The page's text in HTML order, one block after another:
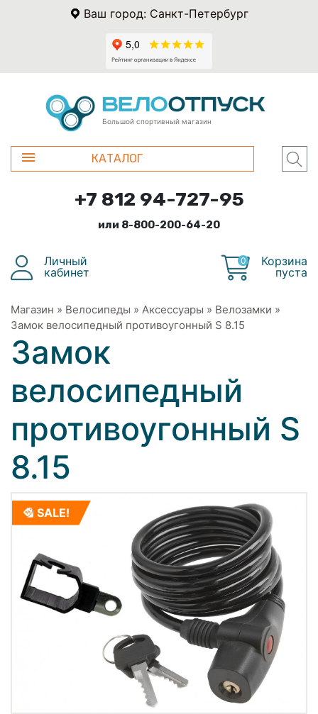
Ваш город: Санкт-Петербург
Большой спортивный магазин
КАТАЛОГ
+7 812 94-727-95
или 8-800-200-64-20
Личный
кабинет
0
Корзина
пуста
Магазин » Велосипеды » Аксессуары » Велозамки »
Замок велосипедный противоугонный S 8.15
Замок
велосипедный
противоугонный S
8.15
SALE!